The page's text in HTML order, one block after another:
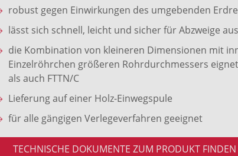
robust gegen Einwirkungen des umgebenden
lässt sich schnell, leicht und sicher für Abzweige
die Kombination von kleineren Dimensionen mit
Einzelröhrchen größeren Rohrdurchmessers
als auch FTTN/C
Lieferung auf einer Holz-Einwegspule
für alle gängigen Verlegeverfahren geeignet
TECHNISCHE DOKUMENTE ZUM PRODUKT FINDEN